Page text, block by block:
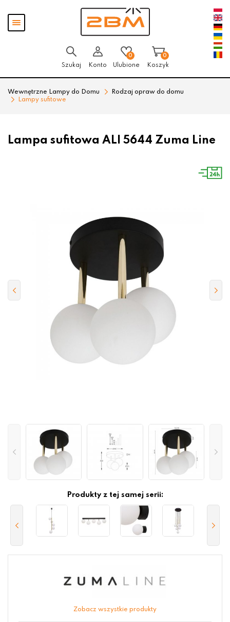
Pokaż
menu
Szukaj Konto
0
Ulubione
0
Koszyk
Wewnętrzne Lampy do Domu
Rodzaj opraw do domu
Lampy sufitowe
Lampa sufitowa ALI 5644 Zuma Line
Produkty z tej samej serii:
Zobacz wszystkie produkty